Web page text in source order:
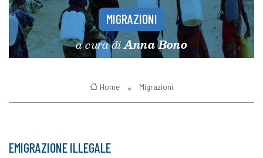
MIGRAZIONI
a cura diAnna Bono
Home Migrazioni
EMIGRAZIONE ILLEGALE